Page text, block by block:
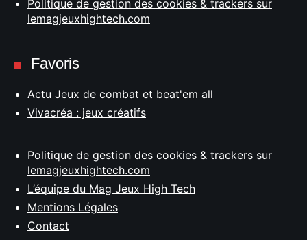
Politique de gestion des cookies & trackers sur
lemagjeuxhightech.com
Favoris
Actu Jeux de combat et beat'em all
Vivacréa : jeux créatifs
Politique de gestion des cookies & trackers sur
lemagjeuxhightech.com
L’équipe du Mag Jeux High Tech
Mentions Légales
Contact